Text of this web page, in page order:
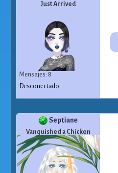
Just Arrived
Mensajes: 8
Desconectado
Septiane
Vanquished a Chicken